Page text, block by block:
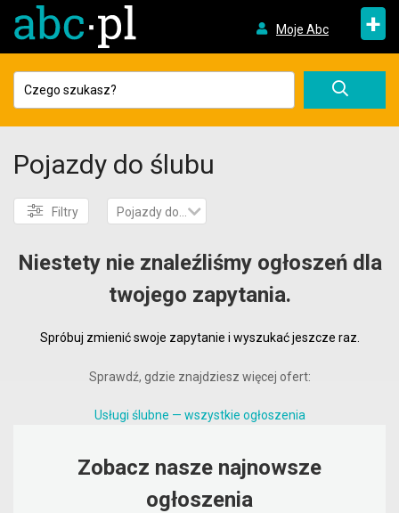
Moje Abc +
Pojazdy do ślubu
Filtry Pojazdy do ślubu
Niestety nie znaleźliśmy ogłoszeń dla
twojego zapytania.
Spróbuj zmienić swoje zapytanie i wyszukać jeszcze raz.
Sprawdź, gdzie znajdziesz więcej ofert:
Usługi ślubne — wszystkie ogłoszenia
Zobacz nasze najnowsze
ogłoszenia